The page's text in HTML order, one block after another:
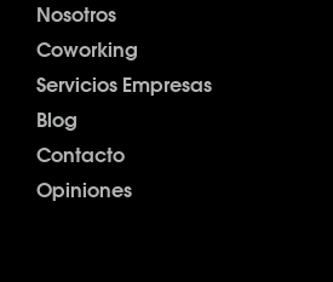
Nosotros
Coworking
Servicios Empresas
Blog
Contacto
Opiniones